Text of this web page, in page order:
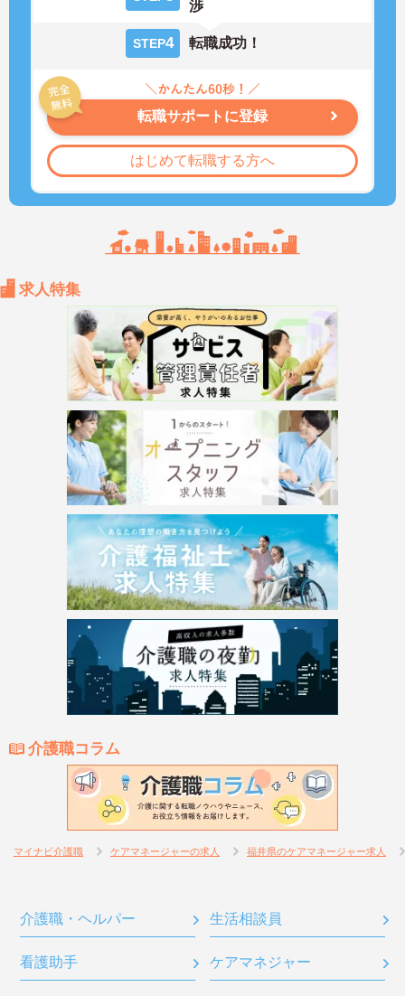
渉
STEP4 転職成功！
転職サポートに登録
はじめて転職する方へ
求人特集
介護職コラム
マイナビ介護職 ケアマネージャーの求人 福井県のケアマネージャー求人
介護職・ヘルパー 生活相談員
看護助手 ケアマネジャー